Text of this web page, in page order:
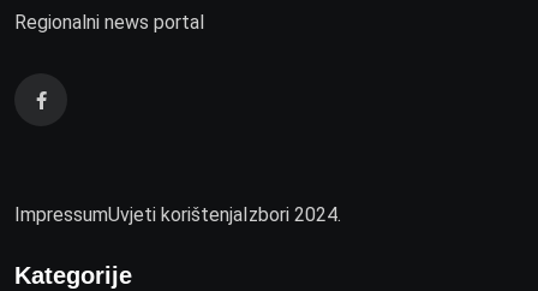
Regionalni news portal
ImpressumUvjeti korištenjaIzbori 2024.
Kategorije